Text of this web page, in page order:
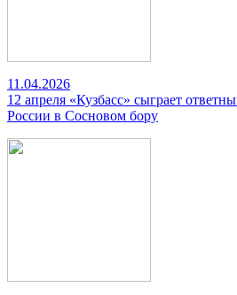
11.04.2026
12 апреля «Кузбасс» сыграет
России в Сосновом бору